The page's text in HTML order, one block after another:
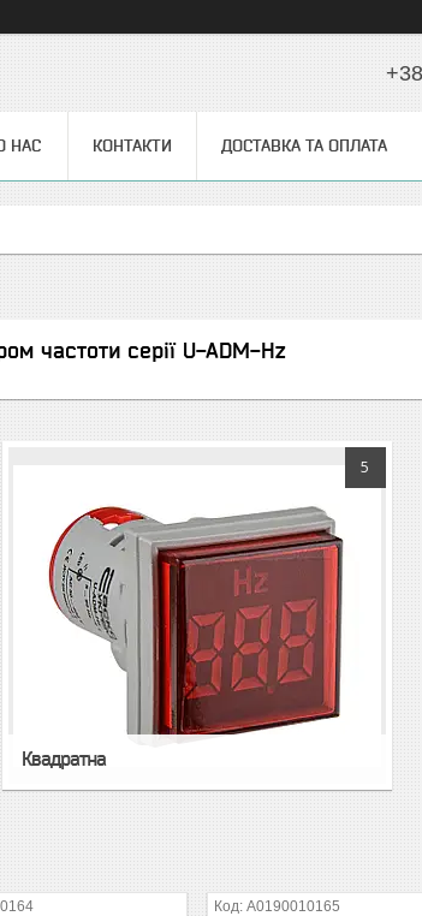
НАС КОНТАКТИ ДОСТАВКА ТА ОПЛАТА
частоти серії U-ADM-Hz
5
Квадратна
A0190010165